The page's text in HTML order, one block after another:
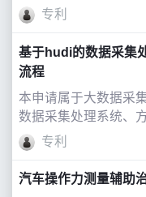
烘干、吸附型烘干与
在烘干效果差和烘干
昂贵和长时间存放有
专利
基于hudi的数据采集
流程
本申请属于大数据采
数据采集处理系统、
术、、当前政务大数
建，以hadoophive的
合spark等技术实现流
专利
汽车操作力测量辅助